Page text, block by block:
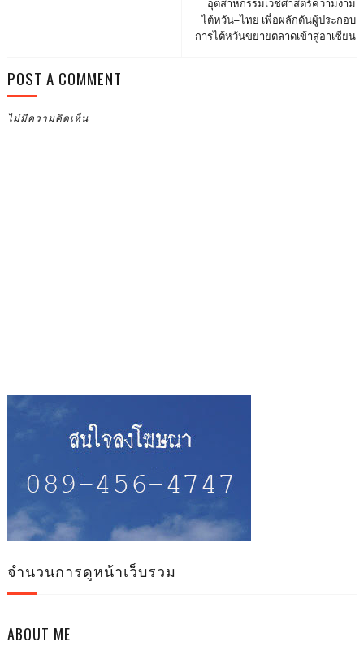
อุตสาหกรรมเวชศาสตร์ความงาม
ไต้หวัน–ไทย เพื่อผลักดันผู้ประกอบ
การไต้หวันขยายตลาดเข้าสู่อาเซียน
POST A COMMENT
ไม่มีความคิดเห็น
จำนวนการดูหน้าเว็บรวม
ABOUT ME